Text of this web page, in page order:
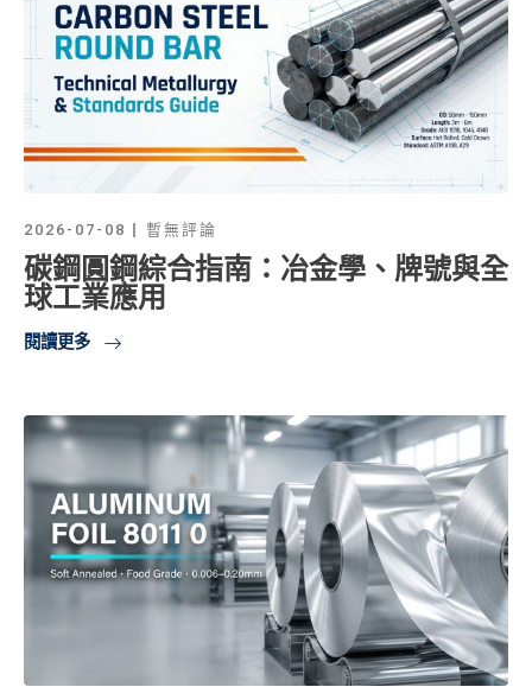
2026-07-08 暫無評論
碳鋼圓鋼綜合指南：冶金學、牌號與全
球工業應用
閱讀更多